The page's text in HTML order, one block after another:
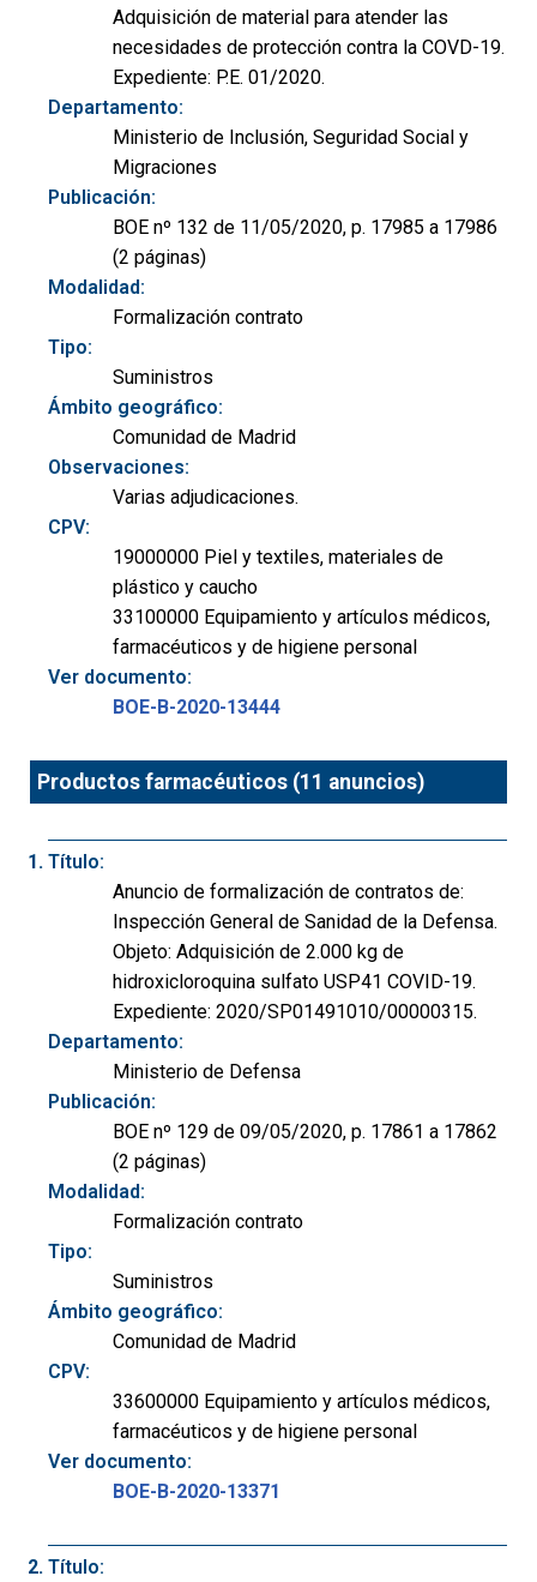
Adquisición de material para atender las
necesidades de protección contra la COVD-19.
Expediente: P.E. 01/2020.
Departamento:
Ministerio de Inclusión, Seguridad Social y
Migraciones
Publicación:
BOE nº 132 de 11/05/2020, p. 17985 a 17986
(2 páginas)
Modalidad:
Formalización contrato
Tipo:
Suministros
Ámbito geográfico:
Comunidad de Madrid
Observaciones:
Varias adjudicaciones.
CPV:
19000000 Piel y textiles, materiales de
plástico y caucho
33100000 Equipamiento y artículos médicos,
farmacéuticos y de higiene personal
Ver documento:
BOE-B-2020-13444
Productos farmacéuticos (11 anuncios)
Título:
Anuncio de formalización de contratos de:
Inspección General de Sanidad de la Defensa.
Objeto: Adquisición de 2.000 kg de
hidroxicloroquina sulfato USP41 COVID-19.
Expediente: 2020/SP01491010/00000315.
Departamento:
Ministerio de Defensa
Publicación:
BOE nº 129 de 09/05/2020, p. 17861 a 17862
(2 páginas)
Modalidad:
Formalización contrato
Tipo:
Suministros
Ámbito geográfico:
Comunidad de Madrid
CPV:
33600000 Equipamiento y artículos médicos,
farmacéuticos y de higiene personal
Ver documento:
BOE-B-2020-13371
Título: